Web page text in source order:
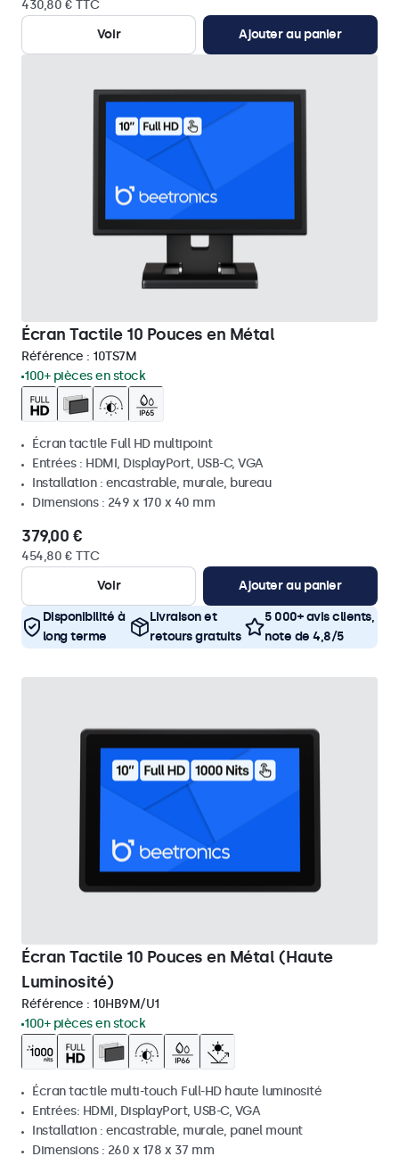
430,80 € TTC
Voir
Ajouter au panier
Écran Tactile 10 Pouces en Métal
Référence : 10TS7M
100+ pièces en stock
Écran tactile Full HD multipoint
Entrées : HDMI, DisplayPort, USB-C, VGA
Installation : encastrable, murale, bureau
Dimensions : 249 x 170 x 40 mm
379,00 €
454,80 € TTC
Voir
Ajouter au panier
Disponibilité à
long terme
Livraison et
retours gratuits
5 000+ avis clients,
note de 4,8/5
Écran Tactile 10 Pouces en Métal (Haute
Luminosité)
Référence : 10HB9M/U1
100+ pièces en stock
Écran tactile multi-touch Full-HD haute luminosité
Entrées: HDMI, DisplayPort, USB-C, VGA
Installation : encastrable, murale, panel mount
Dimensions : 260 x 178 x 37 mm